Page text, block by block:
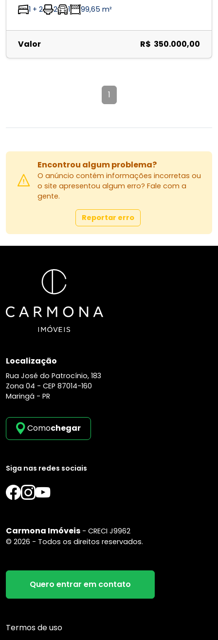
1 + 2 2 1 99,65 m²
Valor R$ 350.000,00
1
Encontrou algum problema?
O anúncio contém informações incorretas ou
o site apresentou algum erro? Fale com a
gente.
Reportar erro
Localização
Rua José do Patrocínio, 183
Zona 04 - CEP 87014-160
Maringá - PR
Comochegar
Siga nas redes sociais
Carmona Imóveis - CRECI J9962
© 2026 - Todos os direitos reservados.
Quero entrar em contato
Termos de uso